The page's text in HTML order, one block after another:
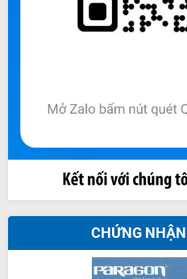
CHỨNG